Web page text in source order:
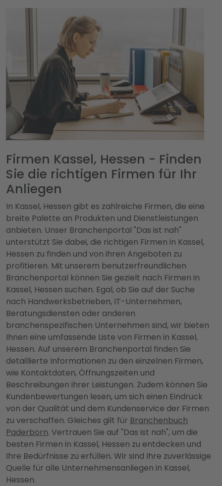
Firmen Kassel, Hessen - Finden
Sie die richtigen Firmen für Ihr
Anliegen
In Kassel, Hessen gibt es zahlreiche Firmen, die eine
breite Palette an Produkten und Dienstleistungen
anbieten. Unser Branchenportal "Das ist nah"
unterstützt Sie dabei, die richtigen Firmen in Kassel,
Hessen zu finden und von ihren Angeboten zu
profitieren. Mit unserem benutzerfreundlichen
Branchenportal können Sie gezielt nach Firmen in
Kassel, Hessen suchen. Egal, ob Sie auf der Suche
nach Handwerksbetrieben, IT-Unternehmen,
Beratungsdiensten oder anderen
branchenspezifischen Unternehmen sind, wir bieten
Ihnen eine umfassende Liste von Firmen in Kassel,
Hessen. Auf unserem Branchenportal finden Sie
detaillierte Informationen zu den einzelnen Firmen,
wie Kontaktdaten, Öffnungszeiten und
Beschreibungen ihrer Leistungen. Zudem können Sie
Kundenbewertungen lesen, um sich einen Eindruck
von der Qualität und dem Kundenservice der Firmen
zu verschaffen. Gleiches gilt für Branchenbuch
Paderborn. Vertrauen Sie auf "Das ist nah", um die
besten Firmen in Kassel, Hessen zu entdecken und
Ihre Bedürfnisse zu erfüllen. Wir sind Ihre zuverlässige
Quelle für alle Unternehmensanliegen in Kassel,
Hessen.